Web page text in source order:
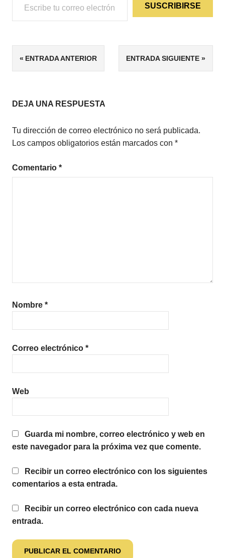
SUSCRIBIRSE
ETIQUETAS
4/5
RELIGIÓN
Navegación
entradas
ENTRADA ANTERIOR ENTRADA SIGUIENTE
DEJA UNA RESPUESTA
Tu dirección de correo electrónico no será publicada.
Los campos obligatorios están marcados con *
Comentario *
Nombre *
Correo electrónico *
Web
Guarda mi nombre, correo electrónico y web en
este navegador para la próxima vez que comente.
Recibir un correo electrónico con los siguientes
comentarios a esta entrada.
Recibir un correo electrónico con cada nueva
entrada.